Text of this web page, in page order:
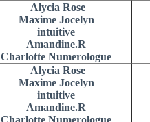
Alycia Rose
Maxime Jocelyn
intuitive
Amandine.R
Charlotte Numerologue
Alycia Rose
Maxime Jocelyn
intuitive
Amandine.R
Charlotte Numerologue